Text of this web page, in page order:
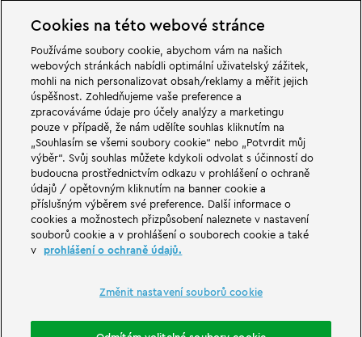
V dobrodružných světech rodinného a zábavního parku LEGOLAND v
Německu na vás čekají velké věci. Zažij vzrušující atrakce a spoustu legrace
LEGO®. LEGOLAND v Německu je zábavní park pro rodiny s dětmi ve věku
od 2 do 12 let. LEGOLAND Park se nachází nedaleko Günzburgu v Bavorsku.
LEGOLAND Deutschland je jedním z největších zábavních parků v Bavorsku
a jedním z nejznámějších a nejoblíbenějších zábavních parků v Německu. Se
svými 68 atrakcemi nabízí zábavní park jedinečný zážitek pro dospělé i děti.
Kromě zábavního parku je součástí LEGOLAND Resortu také prázdninová
vesnička s různými možnostmi přenocování. Návštěvníci se zde mohou
ubytovat v pirátském ostrovním hotelu, tematických prázdninových
domech, v rytířských hradech, v kempu a také v sudech.
LEGOLAND Deutschland Resort is part of the Merlin Entertainments Group.
LEGO, the LEGO logo, the Brick and Knob configurations, the Minifigure,
THE LEGO® MOVIE © & ™ LEGO Group & Warner Bros. Entertainment Inc. All
Cookies na této webové stránce
Používáme soubory cookie, abychom vám na našich
webových stránkách nabídli optimální uživatelský zážitek,
mohli na nich personalizovat obsah/reklamy a měřit jejich
úspěšnost. Zohledňujeme vaše preference a
zpracováváme údaje pro účely analýzy a marketingu
pouze v případě, že nám udělíte souhlas kliknutím na
„Souhlasím se všemi soubory cookie“ nebo „Potvrdit můj
výběr“. Svůj souhlas můžete kdykoli odvolat s účinností do
budoucna prostřednictvím odkazu v prohlášení o ochraně
údajů / opětovným kliknutím na banner cookie a
příslušným výběrem své preference. Další informace o
cookies a možnostech přizpůsobení naleznete v nastavení
souborů cookie a v prohlášení o souborech cookie a také
v prohlášení o ochraně údajů.
Změnit nastavení souborů cookie